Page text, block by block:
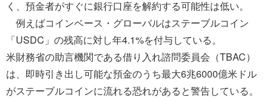
く、預金者がすぐに銀行口座を解約する可能性は低い。
例えばコインベース・グローバルはステーブルコイン
「USDC」の残高に対し年4.1%を付与している。
米財務省の助言機関である借り入れ諮問委員会（TBAC）
は、即時引き出し可能な預金のうち最大6兆6000億米ドル
がステーブルコインに流れる恐れがあると警告している。